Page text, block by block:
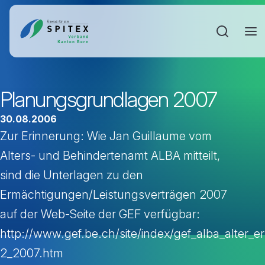
Planungsgrundlagen 2007
30.08.2006
Zur Erinnerung: Wie Jan Guillaume vom
Alters- und Behindertenamt ALBA mitteilt,
sind die Unterlagen zu den
Ermächtigungen/Leistungsverträgen 2007
auf der Web-Seite der GEF verfügbar:
http://www.gef.be.ch/site/index/
2_2007.htm